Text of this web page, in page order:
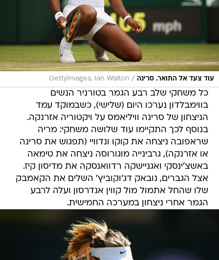
עוד צעד אל התואר. סרינה /
GettyImages, Ian Walton
כל משחקי שלב רבע הגמר בטורניר הנשים
בווימבלדון נערכו היום (שלישי), כשבמוקד עמד
הניצחון של סרינה וויליאמס על ויקטוריה אזרנקה.
בנוסף לכך התקיימו עוד שלושה משחקי: מריה
שראפובה ניצחה את קוקו ונדוויי (תפגוש את סרינה
או אזרנקה), גרבינייה מוגורוסה ניצחה את טימאה
באשצ'ינסקי ואגניישקה רדוואנסקה את מדיסון קיז.
אצל הגברים, נובאק דג'וקוביץ' השלים את הקאמבק
שלו שהחל אתמול מול קווין אנדרסון ועלה לרבע
הגמר אחרי ניצחון במערכה החמישית.